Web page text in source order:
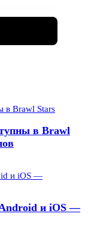
в Brawl
и iOS —